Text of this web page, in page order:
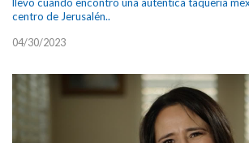
llevó cuando encontró una auténtica taquería
centro de Jerusalén..
04/30/2023